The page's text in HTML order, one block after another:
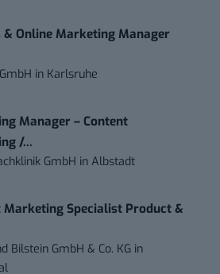
& Online Marketing Manager
in Karlsruhe
Manager – Content
/...
GmbH inAlbstadt
Marketing Specialist Product &
Bilstein GmbH & Co. KG in